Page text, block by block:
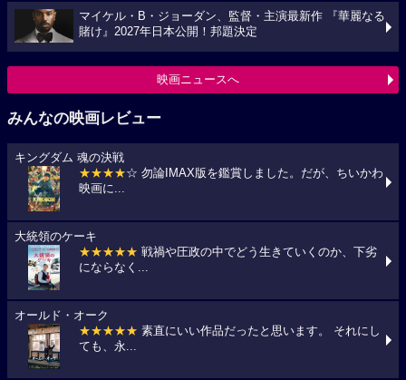
マイケル・B・ジョーダン、監督・主演最新作 『華麗なる
賭け』2027年日本公開！邦題決定
映画ニュースへ
みんなの映画レビュー
キングダム 魂の決戦
★★★★☆ 勿論IMAX版を鑑賞しました。だが、ちいかわ
映画に...
大統領のケーキ
★★★★★ 戦禍や圧政の中でどう生きていくのか、下劣
にならなく...
オールド・オーク
★★★★★ 素直にいい作品だったと思います。 それにし
ても、永...